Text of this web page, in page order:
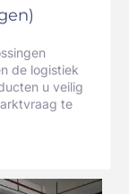
de logistiek
u veilig
te